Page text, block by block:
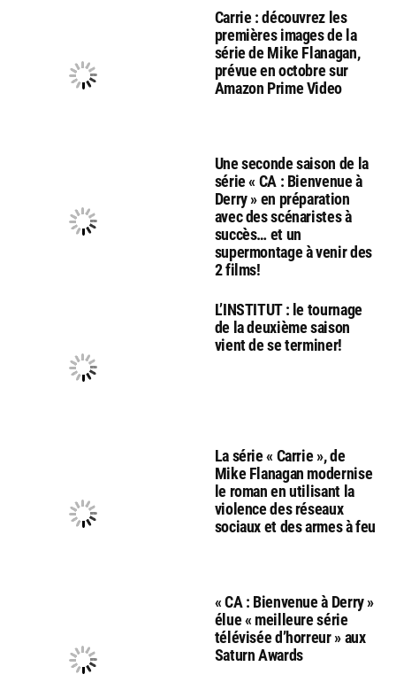
Carrie : découvrez les
premières images de la
série de Mike Flanagan,
prévue en octobre sur
Amazon Prime Video
Une seconde saison de la
série « CA : Bienvenue à
Derry » en préparation
avec des scénaristes à
succès… et un
supermontage à venir des
2 films!
L’INSTITUT : le tournage
de la deuxième saison
vient de se terminer!
La série « Carrie », de
Mike Flanagan modernise
le roman en utilisant la
violence des réseaux
sociaux et des armes à feu
« CA : Bienvenue à Derry »
élue « meilleure série
télévisée d’horreur » aux
Saturn Awards